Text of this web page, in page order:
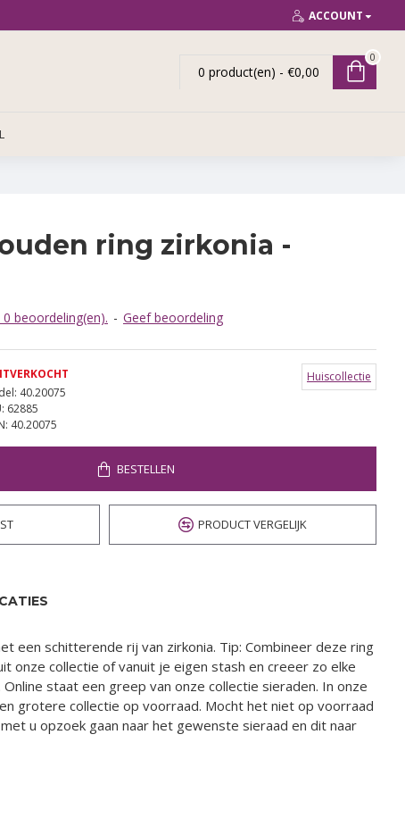
ACCOUNT
0 product(en) - €0,00
0
ring zirkonia -
beoordeling(en). - Geef beoordeling
40.20075
62885
40.20075
Huiscollectie
BESTELLEN
PRODUCT VERGELIJK
een schitterende rij van zirkonia. Tip: Combineer deze ring
onze collectie of vanuit je eigen stash en creeer zo elke
staat een greep van onze collectie sieraden. In onze
grotere collectie op voorraad. Mocht het niet op voorraad
u opzoek gaan naar het gewenste sieraad en dit naar